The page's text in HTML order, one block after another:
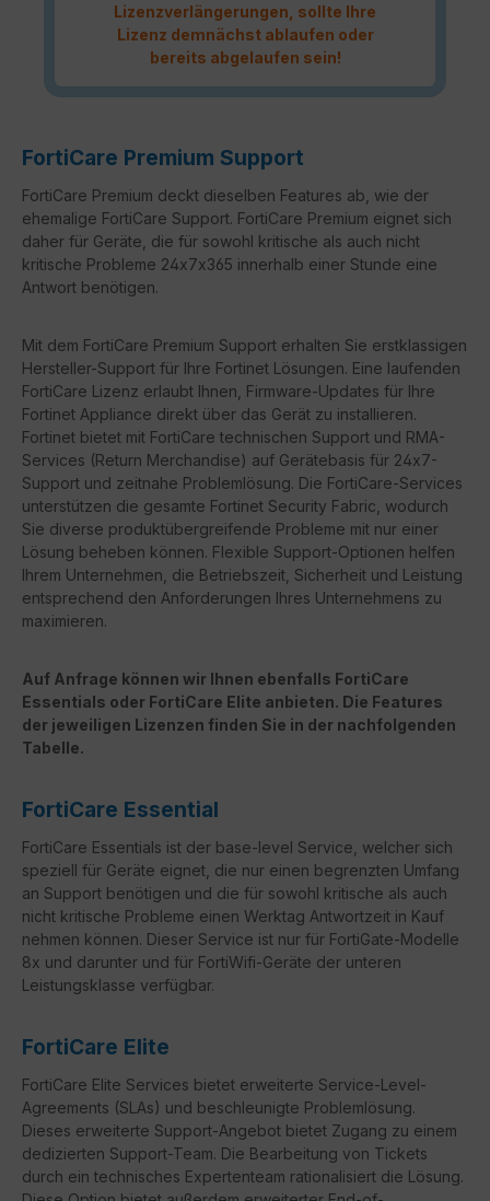
Lizenzverlängerungen, sollte Ihre
Lizenz demnächst ablaufen oder
bereits abgelaufen sein!
FortiCare Premium Support
FortiCare Premium deckt dieselben Features ab, wie der
ehemalige FortiCare Support. FortiCare Premium eignet sich
daher für Geräte, die für sowohl kritische als auch nicht
kritische Probleme 24x7x365 innerhalb einer Stunde eine
Antwort benötigen.
Mit dem FortiCare Premium Support erhalten Sie erstklassigen
Hersteller-Support für Ihre Fortinet Lösungen. Eine laufenden
FortiCare Lizenz erlaubt Ihnen, Firmware-Updates für Ihre
Fortinet Appliance direkt über das Gerät zu installieren.
Fortinet bietet mit FortiCare technischen Support und RMA-
Services (Return Merchandise) auf Gerätebasis für 24x7-
Support und zeitnahe Problemlösung. Die FortiCare-Services
unterstützen die gesamte Fortinet Security Fabric, wodurch
Sie diverse produktübergreifende Probleme mit nur einer
Lösung beheben können. Flexible Support-Optionen helfen
Ihrem Unternehmen, die Betriebszeit, Sicherheit und Leistung
entsprechend den Anforderungen Ihres Unternehmens zu
maximieren.
Auf Anfrage können wir Ihnen ebenfalls FortiCare
Essentials oder FortiCare Elite anbieten. Die Features
der jeweiligen Lizenzen finden Sie in der nachfolgenden
Tabelle.
FortiCare Essential
FortiCare Essentials ist der base-level Service, welcher sich
speziell für Geräte eignet, die nur einen begrenzten Umfang
an Support benötigen und die für sowohl kritische als auch
nicht kritische Probleme einen Werktag Antwortzeit in Kauf
nehmen können. Dieser Service ist nur für FortiGate-Modelle
8x und darunter und für FortiWifi-Geräte der unteren
Leistungsklasse verfügbar.
FortiCare Elite
FortiCare Elite Services bietet erweiterte Service-Level-
Agreements (SLAs) und beschleunigte Problemlösung.
Dieses erweiterte Support-Angebot bietet Zugang zu einem
dedizierten Support-Team. Die Bearbeitung von Tickets
durch ein technisches Expertenteam rationalisiert die Lösung.